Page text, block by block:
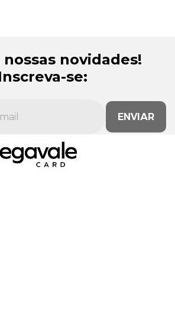
nossas novidades!
se:
ENVIAR